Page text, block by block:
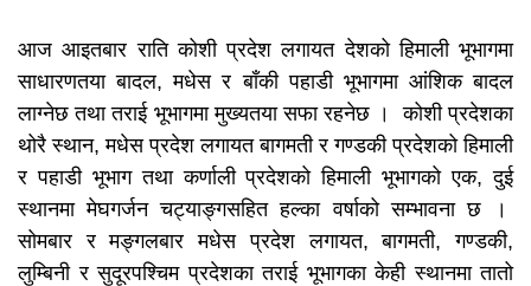
आज आइतबार राति कोशी प्रदेश लगायत देशको हिमाली भूभागमा
साधारणतया बादल, मधेस र बाँकी पहाडी भूभागमा आंशिक बादल
लाग्नेछ तथा तराई भूभागमा मुख्यतया सफा रहनेछ । कोशी प्रदेशका
थोरै स्थान, मधेस प्रदेश लगायत बागमती र गण्डकी प्रदेशको हिमाली
र पहाडी भूभाग तथा कर्णाली प्रदेशको हिमाली भूभागको एक, दुई
स्थानमा मेघगर्जन चट्याङ्गसहित हल्का वर्षाको सम्भावना छ ।
सोमबार र मङ्गलबार मधेस प्रदेश लगायत, बागमती, गण्डकी,
लुम्बिनी र सुदूरपश्चिम प्रदेशका तराई भूभागका केही स्थानमा तातो